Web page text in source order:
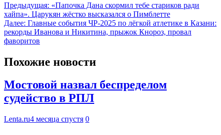
Предыдущая: «Папочка Дана скормил тебе стариков ради
хайпа». Царукян жёстко высказался о Пимблетте
Далее: Главные события ЧР-2025 по лёгкой атлетике в Казани:
рекорды Иванова и Никитина, прыжок Кнороз, провал
фаворитов
Похожие новости
Мостовой назвал беспределом
судейство в РПЛ
Lenta.ru4 месяца спустя 0